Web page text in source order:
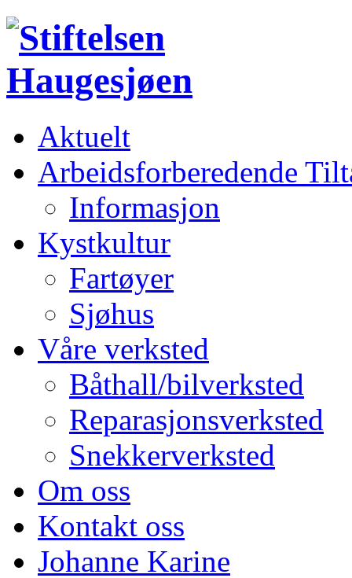
Aktuelt
Arbeidsforberedende
Informasjon
Kystkultur
Fartøyer
Sjøhus
Våre verksted
Båthall/bilverksted
Reparasjonsverksted
Snekkerverksted
Om oss
Kontakt oss
Johanne Karine